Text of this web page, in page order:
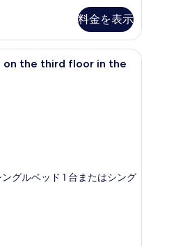
料金を表示
羽毛の掛け布団、低反発ベッド、ミニバー
Triple room with bathtub on the third floor
the third floor in the
グルベッド 1 台またはシング